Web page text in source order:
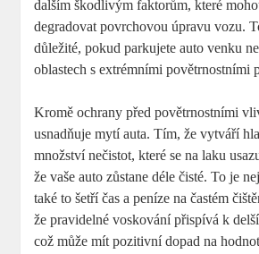
dalším škodlivým faktorům, které
degradovat povrchovou úpravu vozu.
důležité, pokud parkujete auto venku
oblastech s extrémními povětrnostními
Kromě ochrany před povětrnostními
usnadňuje mytí auta. Tím, že vytváří
množství nečistot, které se na laku
že vaše auto zůstane déle čisté. To je
také to šetří čas a peníze na častém
že pravidelné voskování přispívá k
což může mít pozitivní dopad na